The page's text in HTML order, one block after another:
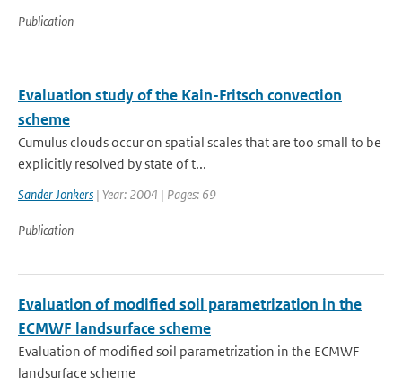
Publication
Evaluation study of the Kain-Fritsch convection
scheme
Cumulus clouds occur on spatial scales that are too small to be
explicitly resolved by state of t...
Sander Jonkers | Year: 2004 | Pages: 69
Publication
Evaluation of modified soil parametrization in the
ECMWF landsurface scheme
Evaluation of modified soil parametrization in the ECMWF
landsurface scheme